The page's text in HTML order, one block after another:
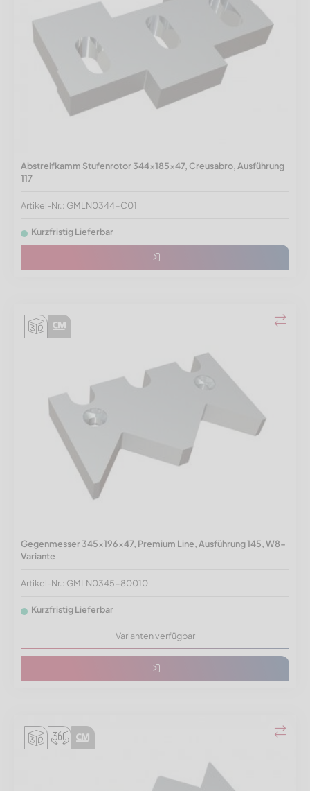
Abstreifkamm Stufenrotor 344x185x47, Creusabro, Ausführung
117
Artikel-Nr.: GMLN0344-C01
Kurzfristig Lieferbar
Gegenmesser 345x196x47, Premium Line, Ausführung 145, W8-
Variante
Artikel-Nr.: GMLN0345-80010
Kurzfristig Lieferbar
Varianten verfügbar